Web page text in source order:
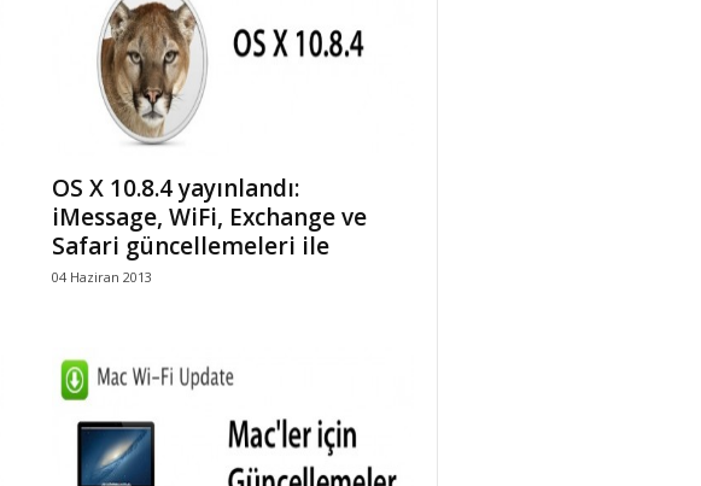
OS X 10.8.4 yayınlandı:
iMessage, WiFi, Exchange ve
Safari güncellemeleri ile
04 Haziran 2013